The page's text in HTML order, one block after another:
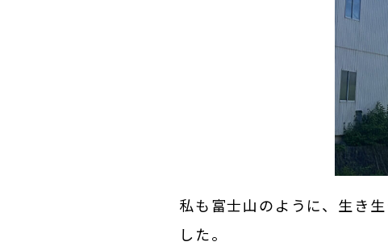
私も富士山のように、生き
した。